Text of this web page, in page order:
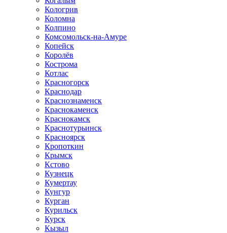
Кологрив
Коломна
Колпино
Комсомольск-на-Амуре
Копейск
Королёв
Кострома
Котлас
Красногорск
Краснодар
Краснознаменск
Краснокаменск
Краснокамск
Краснотурьинск
Красноярск
Кропоткин
Крымск
Кстово
Кузнецк
Кумертау
Кунгур
Курган
Курильск
Курск
Кызыл